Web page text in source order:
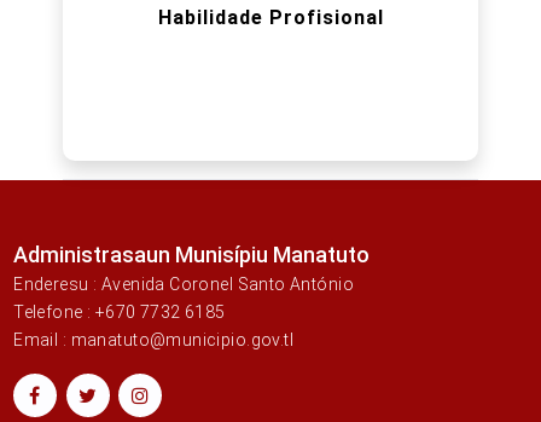
Habilidade Profisional
Administrasaun Munisípiu Manatuto
Enderesu : Avenida Coronel Santo António
Telefone : +670 7732 6185
Email : manatuto@municipio.gov.tl